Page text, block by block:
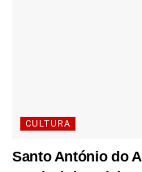
CULTURA
Santo António do